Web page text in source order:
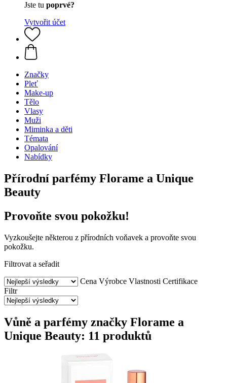
Jste tu poprvé?
Vytvořit účet
Značky
Pleť
Make-up
Tělo
Vlasy
Muži
Miminka a děti
Témata
Opalování
Nabídky
Přírodní parfémy Florame a Unique
Beauty
Provoňte svou pokožku!
Vyzkoušejte některou z přírodních voňavek a provoňte svou
pokožku.
Filtrovat a seřadit
Cena Výrobce Vlastnosti Certifikace
Filtr
Vůně a parfémy značky Florame a
Unique Beauty: 11 produktů